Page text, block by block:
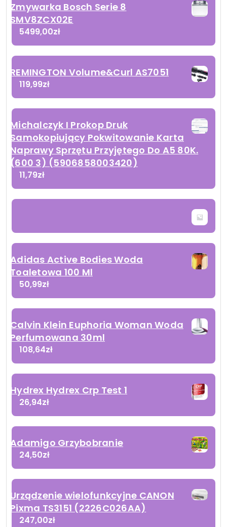
Zmywarka Bosch Serie 8
SMV8ZCX02E
5499,00zł
REMINGTON Volume&Curl AS7051
119,99zł
Michalczyk I Prokop Druk
Samokopiujący Pokwitowanie Karta
Naprawy Sprzętu Przyjętego Do A5 80K.
(600 3) (5906858003420)
11,79zł
Adidas Active Bodies Woda
Toaletowa 100 Ml
50,99zł
Calvin Klein Euphoria Woman Woda
Perfumowana 30ml
108,64zł
Hydrex Hydrex Crp Test 1
26,94zł
Adamigo Grzybobranie
24,50zł
Urządzenie wielofunkcyjne CANON
Pixma TS3151 (2226C026AA)
247,00zł